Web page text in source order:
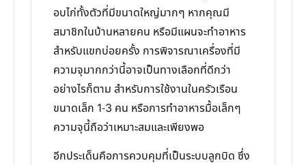
อบไก่ทั้งตัวที่มีขนาดใหญ่มากๆ หากคุณมี
สมาชิกในบ้านหลายคน หรือมีแผนจะทำอาหาร
สำหรับแขกบ่อยครั้ง การพิจารณาเครื่องที่มี
ความจุมากกว่านี้อาจเป็นทางเลือกที่ดีกว่า
อย่างไรก็ตาม สำหรับการใช้งานในครัวเรือน
ขนาดเล็ก 1-3 คน หรือการทำอาหารมื้อเล็กๆ
ความจุนี้ถือว่าเหมาะสมและเพียงพอ
อีกประเด็นคือการควบคุมที่เป็นระบบลูกบิด ซึ่ง